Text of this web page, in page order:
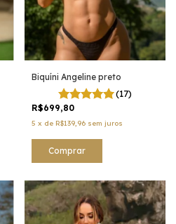
Biquíni Angeline preto
(17)
R$699,80
5 x de R$139,96 sem juros
Comprar